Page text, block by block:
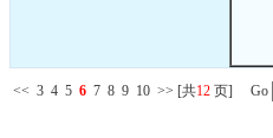
<< 3 4 5 6 7 8 9 10 >> [共12 页] Go